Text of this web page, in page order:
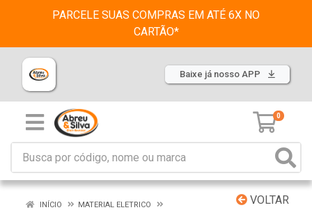
PARCELE SUAS COMPRAS EM ATÉ 6X NO
CARTÃO*
Baixe já nosso APP
0
VOLTAR
INÍCIO
MATERIAL ELETRICO